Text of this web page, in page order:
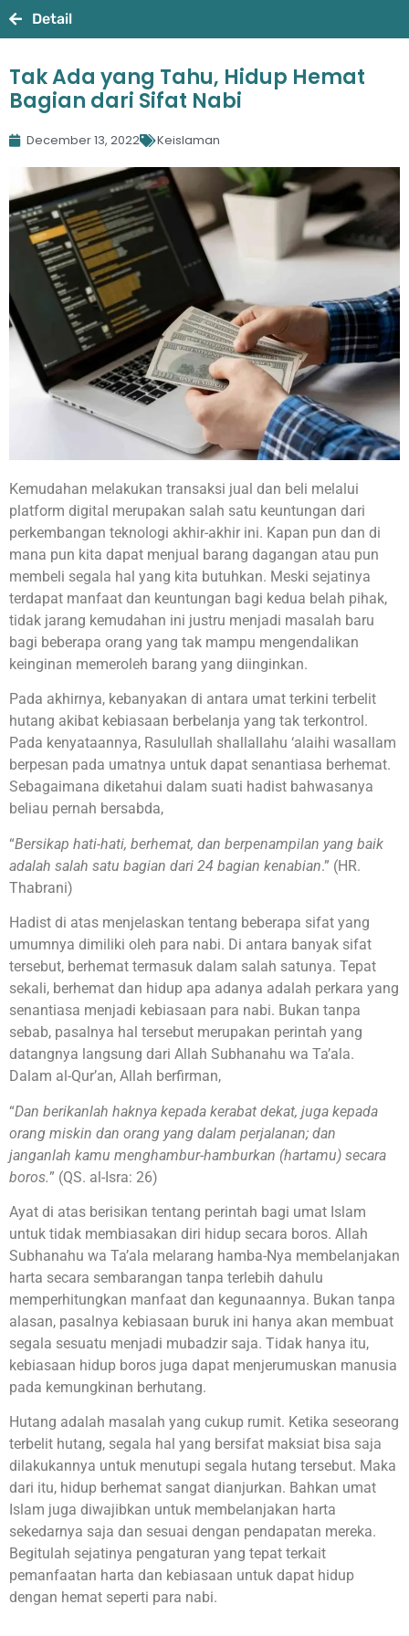
Detail
Tak Ada yang Tahu, Hidup Hemat
Bagian dari Sifat Nabi
December 13, 2022 Keislaman
Kemudahan melakukan transaksi jual dan beli melalui
platform digital merupakan salah satu keuntungan dari
perkembangan teknologi akhir-akhir ini. Kapan pun dan di
mana pun kita dapat menjual barang dagangan atau pun
membeli segala hal yang kita butuhkan. Meski sejatinya
terdapat manfaat dan keuntungan bagi kedua belah pihak,
tidak jarang kemudahan ini justru menjadi masalah baru
bagi beberapa orang yang tak mampu mengendalikan
keinginan memeroleh barang yang diinginkan.
Pada akhirnya, kebanyakan di antara umat terkini terbelit
hutang akibat kebiasaan berbelanja yang tak terkontrol.
Pada kenyataannya, Rasulullah shallallahu ‘alaihi wasallam
berpesan pada umatnya untuk dapat senantiasa berhemat.
Sebagaimana diketahui dalam suati hadist bahwasanya
beliau pernah bersabda,
“Bersikap hati-hati, berhemat, dan berpenampilan yang baik
adalah salah satu bagian dari 24 bagian kenabian.” (HR.
Thabrani)
Hadist di atas menjelaskan tentang beberapa sifat yang
umumnya dimiliki oleh para nabi. Di antara banyak sifat
tersebut, berhemat termasuk dalam salah satunya. Tepat
sekali, berhemat dan hidup apa adanya adalah perkara yang
senantiasa menjadi kebiasaan para nabi. Bukan tanpa
sebab, pasalnya hal tersebut merupakan perintah yang
datangnya langsung dari Allah Subhanahu wa Ta’ala.
Dalam al-Qur’an, Allah berfirman,
“Dan berikanlah haknya kepada kerabat dekat, juga kepada
orang miskin dan orang yang dalam perjalanan; dan
janganlah kamu menghambur-hamburkan (hartamu) secara
boros.” (QS. al-Isra: 26)
Ayat di atas berisikan tentang perintah bagi umat Islam
untuk tidak membiasakan diri hidup secara boros. Allah
Subhanahu wa Ta’ala melarang hamba-Nya membelanjakan
harta secara sembarangan tanpa terlebih dahulu
memperhitungkan manfaat dan kegunaannya. Bukan tanpa
alasan, pasalnya kebiasaan buruk ini hanya akan membuat
segala sesuatu menjadi mubadzir saja. Tidak hanya itu,
kebiasaan hidup boros juga dapat menjerumuskan manusia
pada kemungkinan berhutang.
Hutang adalah masalah yang cukup rumit. Ketika seseorang
terbelit hutang, segala hal yang bersifat maksiat bisa saja
dilakukannya untuk menutupi segala hutang tersebut. Maka
dari itu, hidup berhemat sangat dianjurkan. Bahkan umat
Islam juga diwajibkan untuk membelanjakan harta
sekedarnya saja dan sesuai dengan pendapatan mereka.
Begitulah sejatinya pengaturan yang tepat terkait
pemanfaatan harta dan kebiasaan untuk dapat hidup
dengan hemat seperti para nabi.